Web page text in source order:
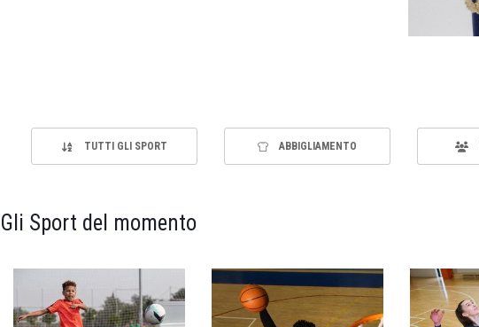
TUTTI GLI SPORT ABBIGLIAMENTO
Gli Sport del momento